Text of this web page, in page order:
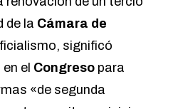
de la Cámara de
significó
el Congreso para
«de segunda